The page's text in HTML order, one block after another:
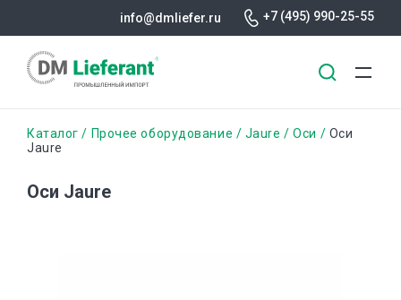
содержанию
info@dmliefer.ru +7 (495) 990-25-55
Строка
Каталог Прочее оборудование Jaure Оси
Оси
Jaure
Оси Jaure